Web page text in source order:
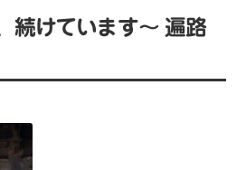
続けています〜 遍路